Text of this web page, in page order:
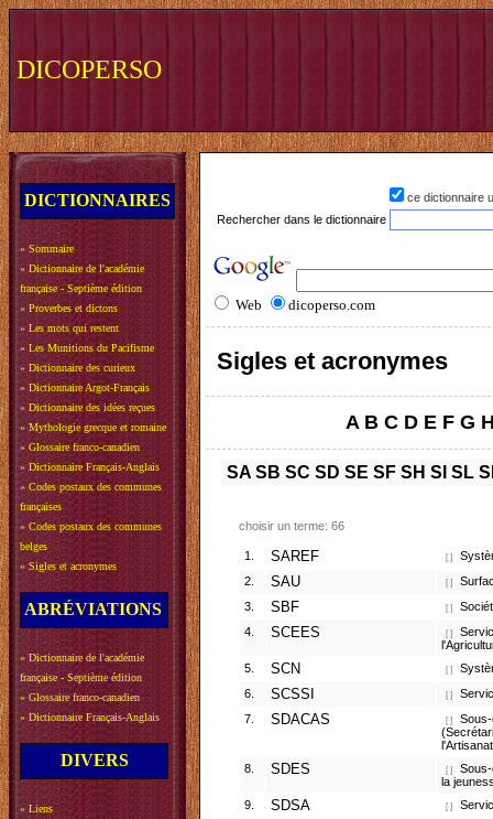
DICOPERSO
DICTIONNAIRES
» Sommaire
» Dictionnaire de l'académie
française - Septième édition
» Proverbes et dictons
» Les mots qui restent
» Les Munitions du Pacifisme
» Dictionnaire des curieux
» Dictionnaire Argot-Français
» Dictionnaire des idées reçues
» Mythologie grecque et romaine
» Glossaire franco-canadien
» Dictionnaire Français-Anglais
» Codes postaux des communes
françaises
» Codes postaux des communes
belges
» Sigles et acronymes
ABRÉVIATIONS
» Dictionnaire de l'académie
française - Septième édition
» Glossaire franco-canadien
» Dictionnaire Français-Anglais
DIVERS
» Liens
ce dictionnaire
Rechercher dans le dictionnaire
Web dicoperso.com
Sigles et acronymes
A B C D E F G
SA SB SC SD SE SF SH SI SL
choisir un terme: 66
1. SAREF [ ]
2.
SAU [ ]
3.
SBF [ ]
4.
SCEES [ ]
5.
SCN [ ]
6.
SCSSI [ ]
7.
SDACAS [ ]
8.
SDES [ ]
la
9.
SDSA [ ]